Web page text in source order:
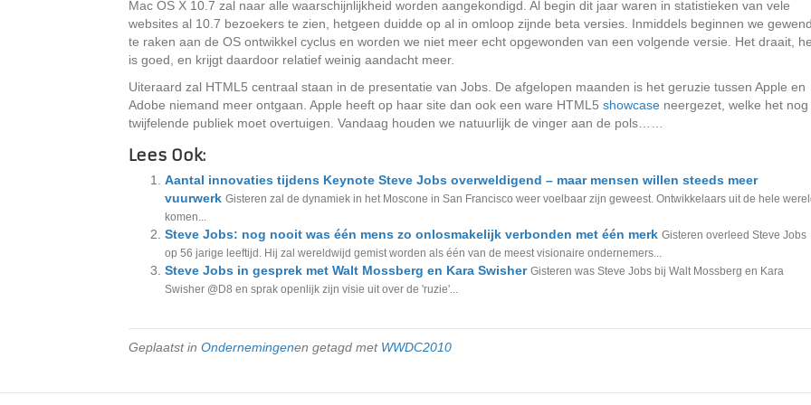
Mac OS X 10.7 zal naar alle waarschijnlijkheid worden aangekondigd. Al begin dit jaar waren in statistieken van vele
websites al 10.7 bezoekers te zien, hetgeen duidde op al in omloop zijnde beta versies. Inmiddels beginnen we gewend
te raken aan de OS ontwikkel cyclus en worden we niet meer echt opgewonden van een volgende versie. Het draait,
is goed, en krijgt daardoor relatief weinig aandacht meer.
Uiteraard zal HTML5 centraal staan in de presentatie van Jobs. De afgelopen maanden is het geruzie tussen Apple en
Adobe niemand meer ontgaan. Apple heeft op haar site dan ook een ware HTML5 showcase neergezet, welke het nog
twijfelende publiek moet overtuigen. Vandaag houden we natuurlijk de vinger aan de pols……
Lees Ook:
Aantal innovaties tijdens Keynote Steve Jobs overweldigend – maar mensen willen steeds meer
vuurwerk Gisteren zal de dynamiek in het Moscone in San Francisco weer voelbaar zijn geweest. Ontwikkelaars uit de hele
komen...
Steve Jobs: nog nooit was één mens zo onlosmakelijk verbonden met één merk Gisteren overleed Steve Jobs
op 56 jarige leeftijd. Hij zal wereldwijd gemist worden als één van de meest visionaire ondernemers...
Steve Jobs in gesprek met Walt Mossberg en Kara Swisher Gisteren was Steve Jobs bij Walt Mossberg en Kara
Swisher @D8 en sprak openlijk zijn visie uit over de 'ruzie'...
Geplaatst in Ondernemingenen getagd met WWDC2010